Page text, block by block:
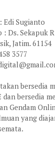
Edi Sugianto
Ds. Sekapuk
Jatim. 61154
3577
bersedia
dan bersedia
Gendam
yang